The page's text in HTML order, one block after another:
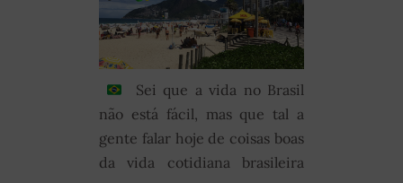
Sei que a vida no Brasil
não está fácil, mas que tal a
gente falar hoje de coisas boas
da vida cotidiana brasileira